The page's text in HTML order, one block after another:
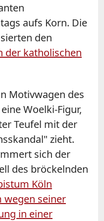
aufs Korn. Die
den
der katholischen
Motivwagen des
Woelki-Figur,
Teufel mit der
zieht.
sich der
des bröckelnden
Köln
wegen seiner
in einer